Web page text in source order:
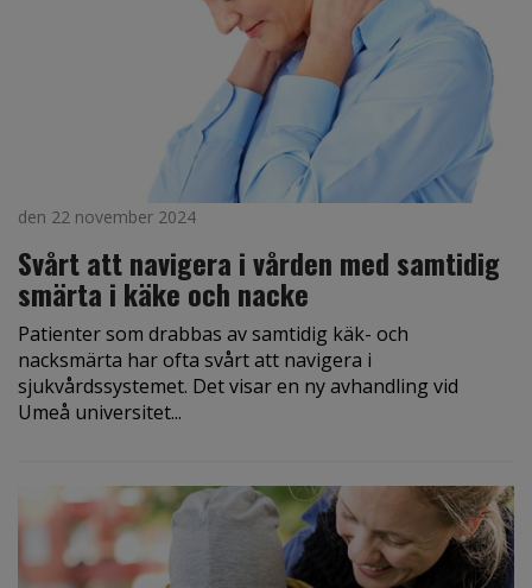
den 22 november 2024
Svårt att navigera i vården med samtidig
smärta i käke och nacke
Patienter som drabbas av samtidig käk- och
nacksmärta har ofta svårt att navigera i
sjukvårdssystemet. Det visar en ny avhandling vid
Umeå universitet...